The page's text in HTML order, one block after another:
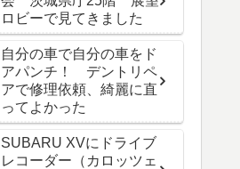
ロビーで見てきました
自分の車で自分の車をド
アパンチ！ デントリペ
アで修理依頼、綺麗に直
ってよかった
SUBARU XVにドライブ
レコーダー（カロッツェ